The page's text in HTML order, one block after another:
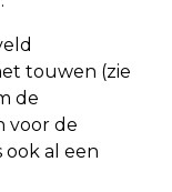
touwen (zie
de
voor de
ook al een